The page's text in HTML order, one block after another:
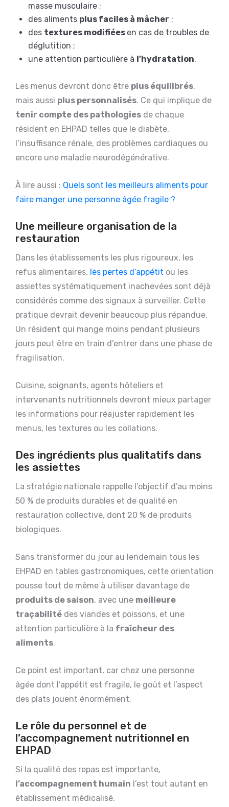
masse musculaire ;
des aliments plus faciles à mâcher ;
des textures modifiées en cas de troubles de
déglutition ;
une attention particulière à l’hydratation.
Les menus devront donc être plus équilibrés,
mais aussi plus personnalisés. Ce qui implique de
tenir compte des pathologies de chaque
résident en EHPAD telles que le diabète,
l’insuffisance rénale, des problèmes cardiaques ou
encore une maladie neurodégénérative.
À lire aussi : Quels sont les meilleurs aliments pour
faire manger une personne âgée fragile ?
Une meilleure organisation de la
restauration
Dans les établissements les plus rigoureux, les
refus alimentaires, les pertes d’appétit ou les
assiettes systématiquement inachevées sont déjà
considérés comme des signaux à surveiller. Cette
pratique devrait devenir beaucoup plus répandue.
Un résident qui mange moins pendant plusieurs
jours peut être en train d’entrer dans une phase de
fragilisation.
Cuisine, soignants, agents hôteliers et
intervenants nutritionnels devront mieux partager
les informations pour réajuster rapidement les
menus, les textures ou les collations.
Des ingrédients plus qualitatifs dans
les assiettes
La stratégie nationale rappelle l’objectif d’au moins
50 % de produits durables et de qualité en
restauration collective, dont 20 % de produits
biologiques.
Sans transformer du jour au lendemain tous les
EHPAD en tables gastronomiques, cette orientation
pousse tout de même à utiliser davantage de
produits de saison, avec une meilleure
traçabilité des viandes et poissons, et une
attention particulière à la fraîcheur des
aliments.
Ce point est important, car chez une personne
âgée dont l’appétit est fragile, le goût et l’aspect
des plats jouent énormément.
Le rôle du personnel et de
l’accompagnement nutritionnel en
EHPAD
Si la qualité des repas est importante,
l’accompagnement humain l’est tout autant en
établissement médicalisé.